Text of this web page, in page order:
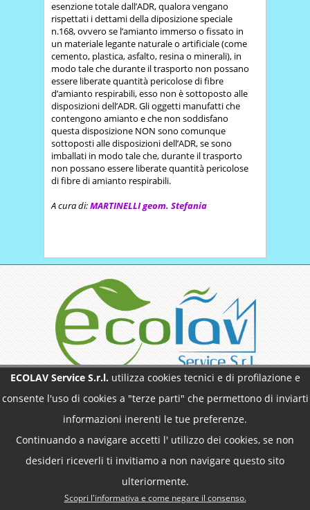
esenzione totale dall’ADR, qualora vengano
rispettati i dettami della diposizione speciale
n.168, ovvero se l’amianto immerso o fissato in
un materiale legante naturale o artificiale (come
cemento, plastica, asfalto, resina o minerali), in
modo tale che durante il trasporto non possano
essere liberate quantità pericolose di fibre
d’amianto respirabili, esso non è sottoposto alle
disposizioni dell’ADR. Gli oggetti manufatti che
contengono amianto e che non soddisfano
questa disposizione NON sono comunque
sottoposti alle disposizioni dell’ADR, se sono
imballati in modo tale che, durante il trasporto
non possano essere liberate quantità pericolose
di fibre di amianto respirabili.
A cura di:MARTINELLI geom. Stefania
sottolinea che tutti i
contenuti del sito internet www.ecolavservice.com
in alcun modo utilizzati senza esplicita
ECOLAV Service S.r.l.Via Vinovo 12 - 10022
CARMAGNOLA (TO) | Tel. 011/9715345 - Fax
011/9715598 | Cf. P.Iva : 02635320043 | Registro
Imprese di Cuneo Rea n. 29974 |
ECOLAV Service S.r.l. utilizza cookies tecnici e di profilazione e
consente l'uso di cookies a "terze parti" che permettono di inviarti
informazioni inerenti le tue preferenze.
Continuando a navigare accetti l' utilizzo dei cookies, se non
desideri riceverli ti invitiamo a non navigare questo sito
ulteriormente.
Scopri l'informativa e come negare il consenso.